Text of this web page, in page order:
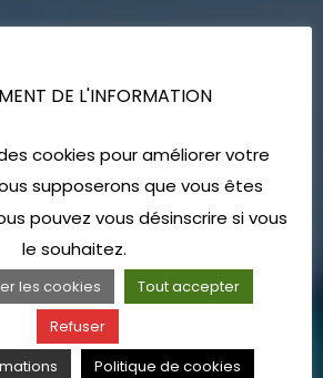
DE L'INFORMATION
cookies pour améliorer votre
supposerons que vous êtes
pouvez vous désinscrire si vous
le souhaitez.
les cookies
Tout accepter
Refuser
Politique de cookies